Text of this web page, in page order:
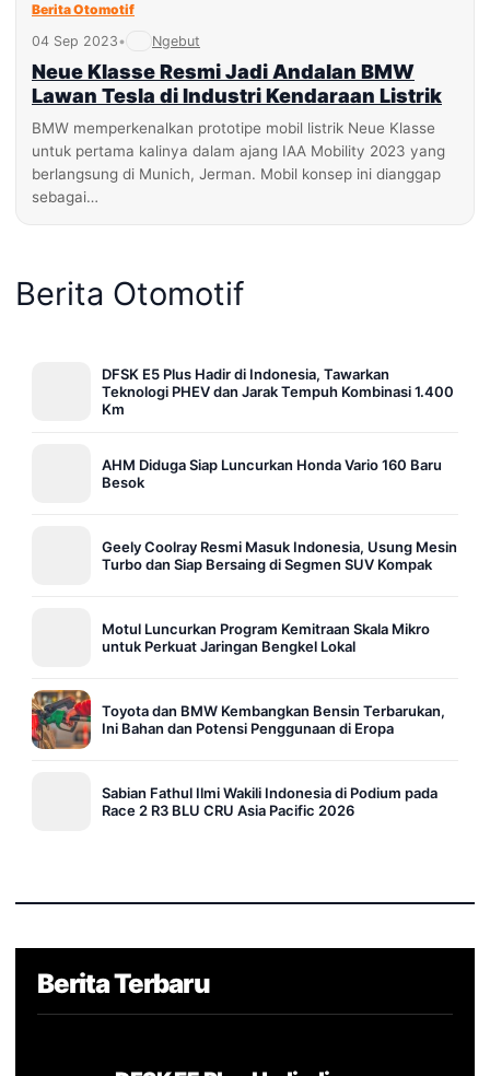
Berita Otomotif
04 Sep 2023• Ngebut
Neue Klasse Resmi Jadi Andalan BMW
Lawan Tesla di Industri Kendaraan Listrik
BMW memperkenalkan prototipe mobil listrik Neue Klasse
untuk pertama kalinya dalam ajang IAA Mobility 2023 yang
berlangsung di Munich, Jerman. Mobil konsep ini dianggap
sebagai…
Berita Otomotif
DFSK E5 Plus Hadir di Indonesia, Tawarkan
Teknologi PHEV dan Jarak Tempuh Kombinasi 1.400
Km
AHM Diduga Siap Luncurkan Honda Vario 160 Baru
Besok
Geely Coolray Resmi Masuk Indonesia, Usung Mesin
Turbo dan Siap Bersaing di Segmen SUV Kompak
Motul Luncurkan Program Kemitraan Skala Mikro
untuk Perkuat Jaringan Bengkel Lokal
Toyota dan BMW Kembangkan Bensin Terbarukan,
Ini Bahan dan Potensi Penggunaan di Eropa
Sabian Fathul Ilmi Wakili Indonesia di Podium pada
Race 2 R3 BLU CRU Asia Pacific 2026
Berita Terbaru